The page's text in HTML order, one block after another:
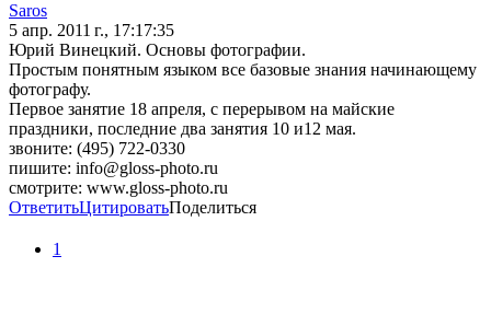
Saros
5 апр. 2011 г., 17:17:35
Юрий Винецкий. Основы фотографии.
Простым понятным языком все базовые знания начинающему
фотографу.
Первое занятие 18 апреля, с перерывом на майские
праздники, последние два занятия 10 и12 мая.
звоните: (495) 722-0330
пишите: info@gloss-photo.ru
смотрите: www.gloss-photo.ru
ОтветитьЦитироватьПоделиться
1